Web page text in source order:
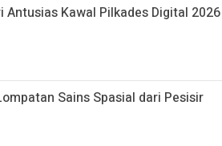
Antusias Kawal Pilkades Digital 2026
Sains Spasial dari Pesisir